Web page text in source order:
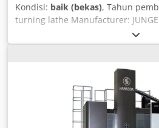
Kondisi: baik (bekas), Tahun
turning lathe Manufacturer:
Year: 1963 with 1-axis digital
diameter: 1400 mm Faceplate:
head Spindle speeds: 3.5 - 180
mm/rev Rapid traverse: 1800 mm/
specifications, see data sheet.
Machine documentation available.
Length 4 m, Width 2.4 m, Height 3
overall condition.